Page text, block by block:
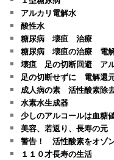
アルカリ電解水
酸性水
糖尿病 壊疽 治療
糖尿病 壊疽の治療 電
壊疽 足の切断回避 ア
足の切断せずに 電解還
成人病の素 活性酸素除
水素水生成器
少しのアルコールは血糖
美容、若返り、長寿の
警告！ 活性酸素をオゾ
１１０才長寿の生活